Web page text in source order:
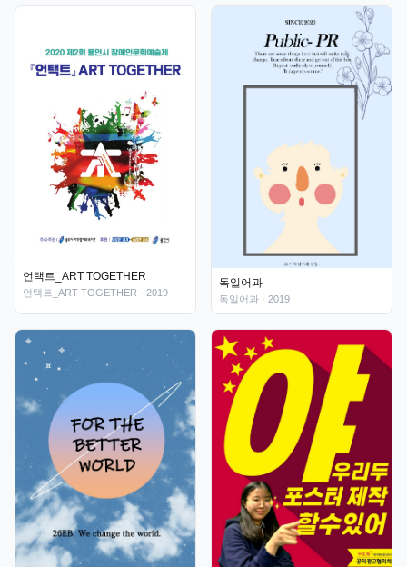
언택트_ART TOGETHER
언택트_ART TOGETHER · 2019
독일어과
독일어과 · 2019